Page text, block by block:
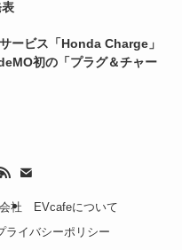
ービス「Honda Charge」
初の「プラグ＆チャー
社
EVcafeについて
ライバシーポリシー